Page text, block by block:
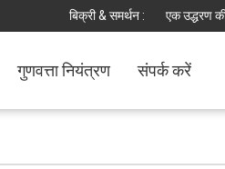
बिक्री & समर्थन : एक उद्धरण
गुणवत्ता नियंत्रण संपर्क करें